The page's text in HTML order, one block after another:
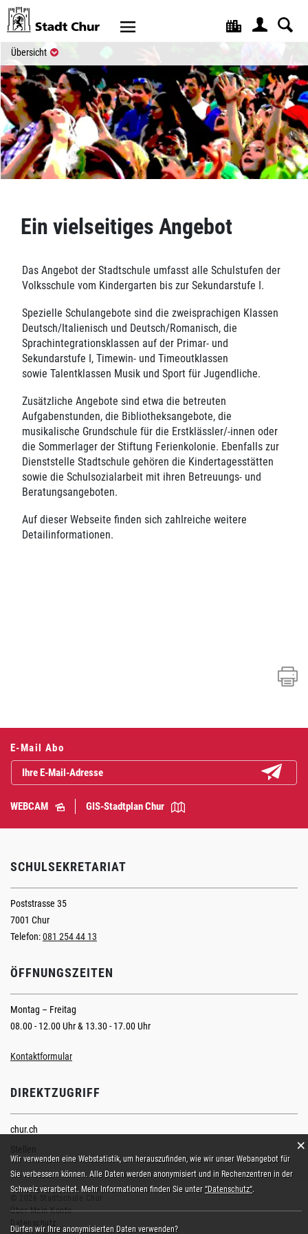
Kopfzeile
Übersicht(ausgewählt)
Inhalt
Ein vielseitiges Angebot
Das Angebot der Stadtschule umfasst alle Schulstufen der
Volksschule vom Kindergarten bis zur Sekundarstufe I.
Spezielle Schulangebote sind die zweisprachigen Klassen
Deutsch/Italienisch und Deutsch/Romanisch, die
Sprachintegrationsklassen auf der Primar- und
Sekundarstufe I, Timewin- und Timeoutklassen
sowie Talentklassen Musik und Sport für Jugendliche.
Zusätzliche Angebote sind etwa die betreuten
Aufgabenstunden, die Bibliotheksangebote, die
musikalische Grundschule für die Erstklässler/-innen oder
die Sommerlager der Stiftung Ferienkolonie. Ebenfalls zur
Dienststelle Stadtschule gehören die Kindertagesstätten
sowie die Schulsozialarbeit mit ihren Betreuungs- und
Beratungsangeboten.
Auf dieser Webseite finden sich zahlreiche weitere
Detailinformationen.
Fusszeile
E-Mail Abo
WEBCAM GIS-Stadtplan Chur
SCHULSEKRETARIAT
Poststrasse 35
7001 Chur
Telefon:081 254 44 13
ÖFFNUNGSZEITEN
Montag – Freitag
08.00 - 12.00 Uhr & 13.30 - 17.00 Uhr
Kontaktformular
DIREKTZUGRIFF
chur.ch
Stellen
Über Mein Konto
Datenschutz
Webstatistik
Wir verwenden eine Webstatistik, um herauszufinden, wie wir unser Webangebot für
Sie verbessern können. Alle Daten werden anonymisiert und in Rechenzentren in der
Schweiz verarbeitet. Mehr Informationen finden Sie unter “Datenschutz“.
Dürfen wir Ihre anonymisierten Daten verwenden?
×